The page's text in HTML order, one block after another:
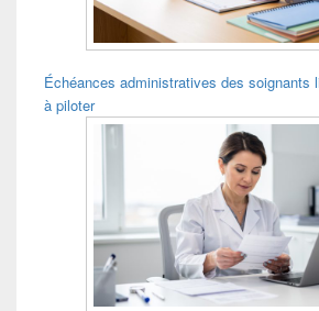
Échéances administratives des soignants
à piloter